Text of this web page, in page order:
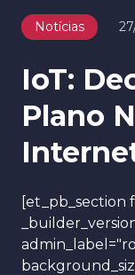
Notícias
IoT:
Plano
[et_pb_section